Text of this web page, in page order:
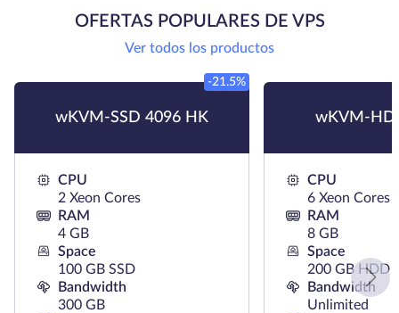
OFERTAS POPULARES DE VPS
Ver todos los productos
wKVM-SSD 4096 HK
-21.5%
CPU
2 Xeon Cores
RAM
4 GB
Space
100 GB SSD
Bandwidth
300 GB
wKVM-
CPU
6 Xeon Cores
RAM
8 GB
Space
200 GB HDD
Bandwidth
Unlimited